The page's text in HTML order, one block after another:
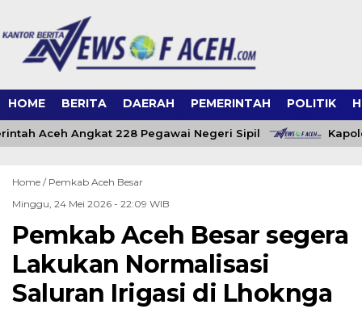
HOME BERITA DAERAH PEMERINTAH POLITIK
Aceh Angkat 228 Pegawai Negeri Sipil
Home / Pemkab Aceh Besar
Minggu, 24 Mei 2026 - 22:09 WIB
Pemkab Aceh Besar segera
Lakukan Normalisasi
Saluran Irigasi di Lhoknga